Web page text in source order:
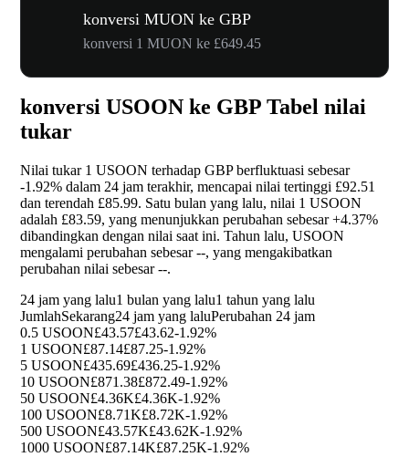
konversi MUON ke GBP
konversi 1 MUON ke £649.45
konversi USOON ke GBP Tabel nilai
tukar
Nilai tukar 1 USOON terhadap GBP berfluktuasi sebesar
-1.92% dalam 24 jam terakhir, mencapai nilai tertinggi £92.51
dan terendah £85.99. Satu bulan yang lalu, nilai 1 USOON
adalah £83.59, yang menunjukkan perubahan sebesar+4.37%
dibandingkan dengan nilai saat ini. Tahun lalu, USOON
mengalami perubahan sebesar--, yang mengakibatkan
perubahan nilai sebesar--.
24 jam yang lalu1 bulan yang lalu1 tahun yang lalu
JumlahSekarang24 jam yang laluPerubahan 24 jam
0.5 USOON£43.57£43.62-1.92%
1 USOON£87.14£87.25-1.92%
5 USOON£435.69£436.25-1.92%
10 USOON£871.38£872.49-1.92%
50 USOON£4.36K£4.36K-1.92%
100 USOON£8.71K£8.72K-1.92%
500 USOON£43.57K£43.62K-1.92%
1000 USOON£87.14K£87.25K-1.92%